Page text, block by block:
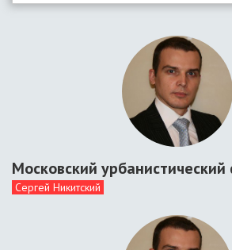
Московский
Сергей Никитский